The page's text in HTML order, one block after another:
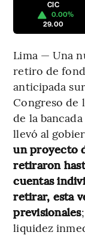
CIC
0.00%
29.00
Lima — Una
retiro de
anticipada
Congreso de
de la
llevó al
un proyecto
retiraron
cuentas
retirar, esta
previsionales
liquidez